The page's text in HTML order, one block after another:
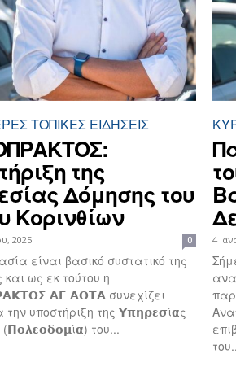
ΤΟΠΙΚΈΣ ΕΙΔΉΣΕΙΣ
της
Δόμησης του
Κορινθίων
2025 0
είναι βασικό συστατικό της
και ως εκ τούτου η
𝝖𝝚 𝝖𝝤𝝩𝝖 συνεχίζει
υποστήριξη της 𝝪𝝿𝝶𝞀𝝴𝞂ί𝝰ς
του...
4